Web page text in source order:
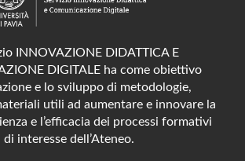
INNOVAZIONE DIDATTICA E
DIGITALE ha come obiettivo
e lo sviluppo di metodologie,
utili ad aumentare e innovare la
e l’efficacia dei processi formativi
di interesse dell’Ateneo.